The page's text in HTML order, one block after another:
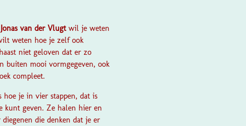
Jonas van der Vlugt wil je weten
weten hoe je zelf ook
niet geloven dat er zo
buiten mooi vormgegeven, ook
compleet.
hoe je in vier stappen, dat is
kunt geven. Ze halen hier en
die denken dat je er